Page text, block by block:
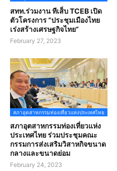
สทท.ร่วมงาน ทีเส็บ TCEB เปิด
ตัวโครงการ “ประชุมเมืองไทย
เร่งสร้างเศรษฐกิจไทย”
February 27, 2023
สภาอุตสาหกรรมท่องเที่ยวแห่งประเทศไทย
สภาอุตสาหกรรมท่องเที่ยวแห่ง
ประเทศไทย ร่วมประชุมคณะ
กรรมการส่งเสริมวิสาหกิจขนาด
กลางและขนาดย่อม
February 24, 2023